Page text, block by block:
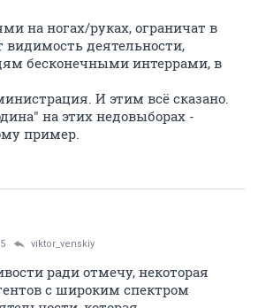
на ногах/руках, ограничат в
видимость деятельности,
бесконечными интеррами, в
И этим всё сказано.
на этих недовыборах -
пример.
viktor_venskiy
ради отмечу, некоторая
с широким спектром